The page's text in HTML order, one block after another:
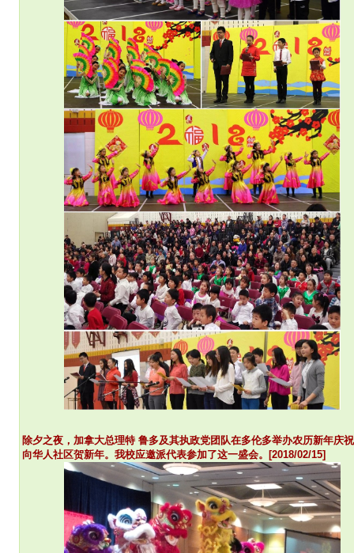
除夕之夜，加拿大总理特 鲁多及其执政党团队在多伦多举办农历新年庆
向华人社区贺新年。我校应邀派代表参加了这一盛会。[2018/02/15]